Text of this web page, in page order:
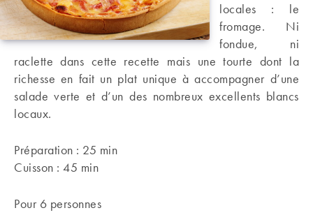
locales : le
fromage. Ni
fondue, ni
raclette dans cette recette mais une tourte dont la
richesse en fait un plat unique à accompagner d’une
salade verte et d’un des nombreux excellents blancs
locaux.
Préparation : 25 min
Cuisson : 45 min
Pour 6 personnes